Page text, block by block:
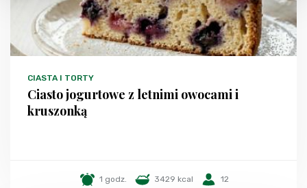
CIASTA I TORTY
Ciasto jogurtowe z letnimi owocami i
kruszonką
1 godz. 3429 kcal 12